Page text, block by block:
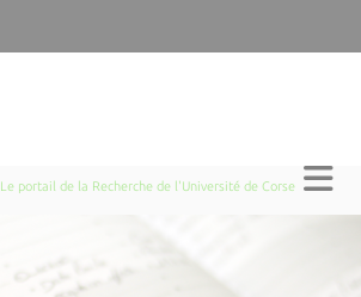
Le portail de la Recherche de l'Université de Corse